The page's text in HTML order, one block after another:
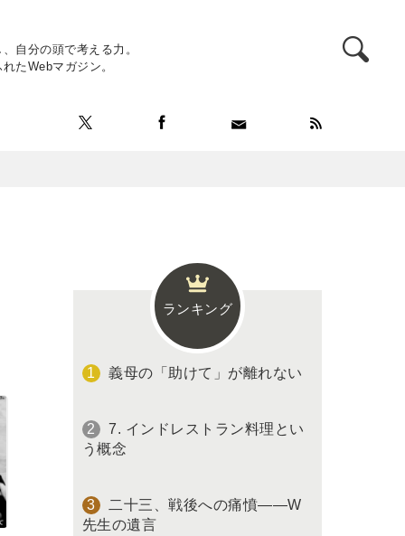
自分の頭で考える力。
たWebマガジン。
ランキング
義母の「助けて」が離れない
7. インドレストラン料理とい
う概念
二十三、戦後への痛憤――W
先生の遺言